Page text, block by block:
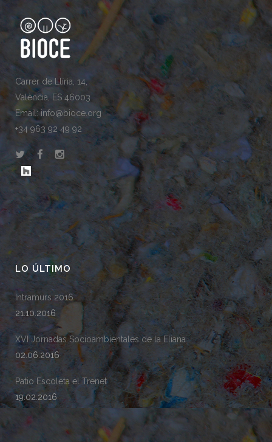
Carrer de Llíria, 14,
València, ES 46003
Email: info@bioce.org
+34 963 92 49 92
LO ÚLTIMO
Intramurs 2016
21.10.2016
XVI Jornadas Socioambientales de la Eliana
02.06.2016
Patio Escoleta el Trenet
19.02.2016